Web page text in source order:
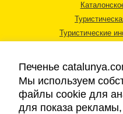
Туристические
Печенье
Мы используем
файлы cookie для
для показа